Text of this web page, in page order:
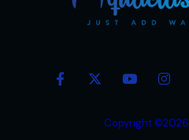
Copyright ©2026